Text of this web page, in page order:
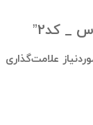
_ کد2”
علامت‌گذاری